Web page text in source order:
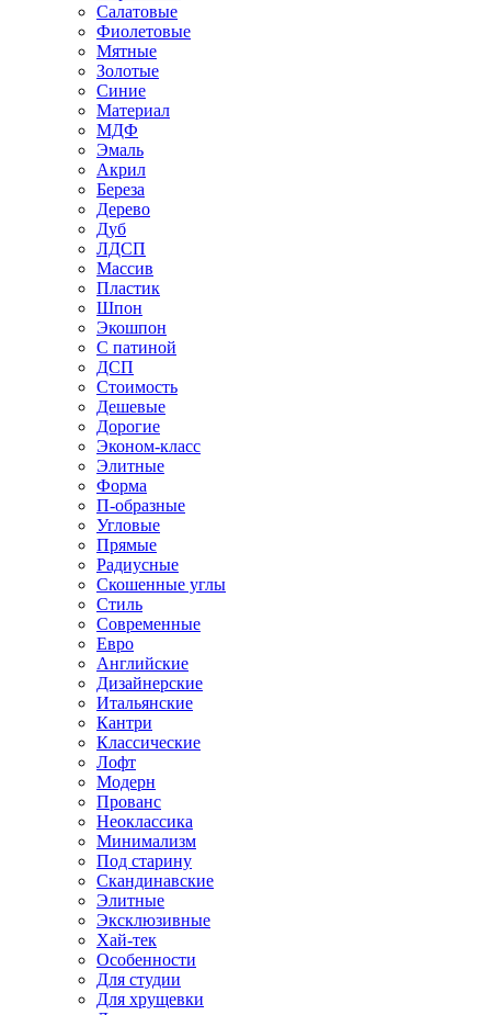
Салатовые
Фиолетовые
Мятные
Золотые
Синие
Материал
МДФ
Эмаль
Акрил
Береза
Дерево
Дуб
ЛДСП
Массив
Пластик
Шпон
Экошпон
С патиной
ДСП
Стоимость
Дешевые
Дорогие
Эконом-класс
Элитные
Форма
П-образные
Угловые
Прямые
Радиусные
Скошенные углы
Стиль
Современные
Евро
Английские
Дизайнерские
Итальянские
Кантри
Классические
Лофт
Модерн
Прованс
Неоклассика
Минимализм
Под старину
Скандинавские
Элитные
Эксклюзивные
Хай-тек
Особенности
Для студии
Для хрущевки